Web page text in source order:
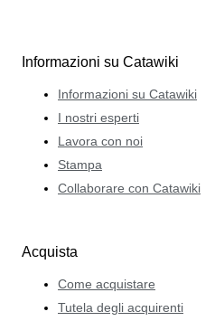
Informazioni su Catawiki
Informazioni su Catawiki
I nostri esperti
Lavora con noi
Stampa
Collaborare con Catawiki
Acquista
Come acquistare
Tutela degli acquirenti